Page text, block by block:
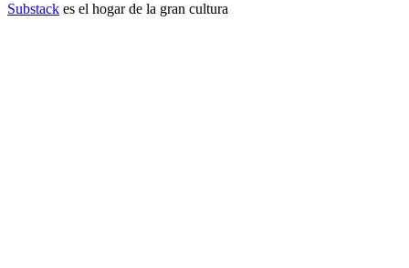
Substack es el hogar de la gran cultura